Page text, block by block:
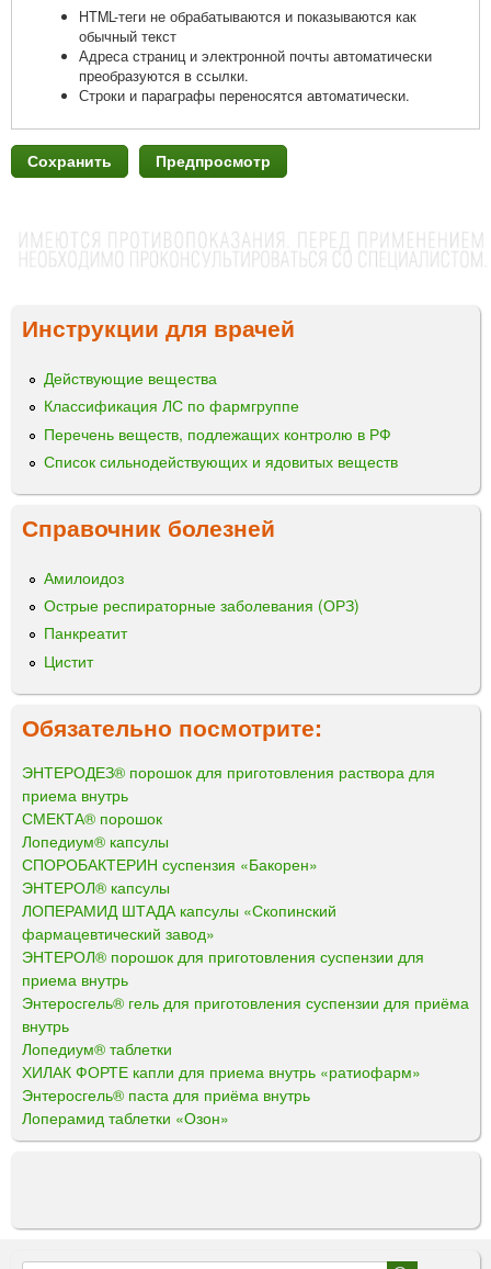
HTML-теги не обрабатываются и показываются как
обычный текст
Адреса страниц и электронной почты автоматически
преобразуются в ссылки.
Строки и параграфы переносятся автоматически.
Инструкции для врачей
Действующие вещества
Классификация ЛС по фармгруппе
Перечень веществ, подлежащих контролю в РФ
Список сильнодействующих и ядовитых веществ
Справочник болезней
Амилоидоз
Острые респираторные заболевания (ОРЗ)
Панкреатит
Цистит
Обязательно посмотрите:
ЭНТЕРОДЕЗ® порошок для приготовления раствора для
приема внутрь
СМЕКТА® порошок
Лопедиум® капсулы
СПОРОБАКТЕРИН суспензия «Бакорен»
ЭНТЕРОЛ® капсулы
ЛОПЕРАМИД ШТАДА капсулы «Скопинский
фармацевтический завод»
ЭНТЕРОЛ® порошок для приготовления суспензии для
приема внутрь
Энтеросгель® гель для приготовления суспензии для приёма
внутрь
Лопедиум® таблетки
ХИЛАК ФОРТЕ капли для приема внутрь «ратиофарм»
Энтеросгель® паста для приёма внутрь
Лоперамид таблетки «Озон»